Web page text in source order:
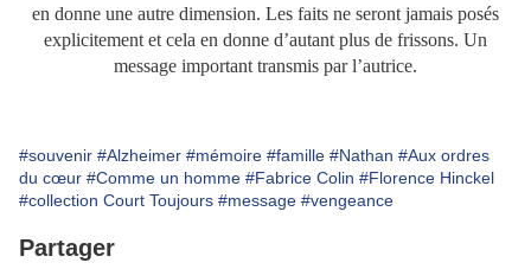
en donne une autre dimension. Les faits ne seront jamais posés
explicitement et cela en donne d’autant plus de frissons. Un
message important transmis par l’autrice.
#souvenir #Alzheimer #mémoire #famille #Nathan #Aux ordres
du cœur #Comme un homme #Fabrice Colin #Florence Hinckel
#collection Court Toujours #message #vengeance
Partager